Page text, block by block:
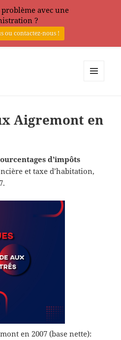
Aigremont en
d’impôts
et taxe d’habitation,
en 2007 (base nette):
avec une
?
ou contactez-nous !